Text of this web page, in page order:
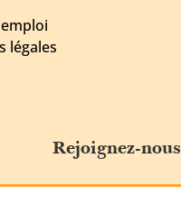
légales
Rejoignez-nous